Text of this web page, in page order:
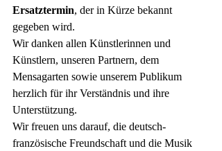
Ersatztermin, der in Kürze bekannt
gegeben wird.
Wir danken allen Künstlerinnen und
Künstlern, unseren Partnern, dem
Mensagarten sowie unserem Publikum
herzlich für ihr Verständnis und ihre
Unterstützung.
Wir freuen uns darauf, die deutsch-
französische Freundschaft und die Musik